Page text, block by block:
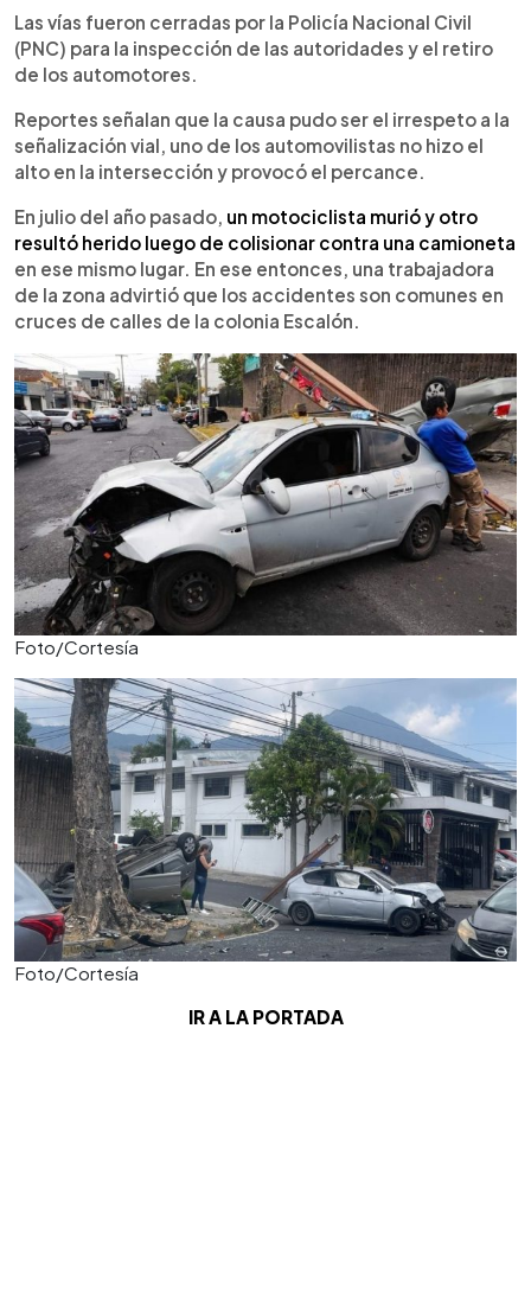
Las vías fueron cerradas por la Policía Nacional Civil
(PNC) para la inspección de las autoridades y el retiro
de los automotores.
Reportes señalan que la causa pudo ser el irrespeto a la
señalización vial, uno de los automovilistas no hizo el
alto en la intersección y provocó el percance.
En julio del año pasado, un motociclista murió y otro
resultó herido luego de colisionar contra una camioneta
en ese mismo lugar. En ese entonces, una trabajadora
de la zona advirtió que los accidentes son comunes en
cruces de calles de la colonia Escalón.
Foto/Cortesía
Foto/Cortesía
IR A LA PORTADA